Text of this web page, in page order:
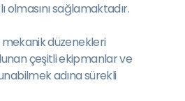
sağlamaktadır.
mekanik düzenekleri
çeşitli ekipmanlar ve
adına sürekli